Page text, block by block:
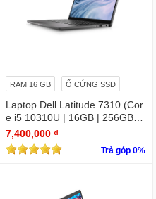
RAM 16 GB Ổ CỨNG SSD
Laptop Dell Latitude 7310 (Cor
e i5 10310U | 16GB | 256GB | I
ntel UHD | 13.3 FHD
7,400,000 ₫
Trả góp 0%